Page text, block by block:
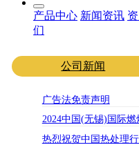
产品中心 新闻资讯
们
公司新闻
广告法免责声明
2024中国(无锡)国际
热烈祝贺中国热处理行